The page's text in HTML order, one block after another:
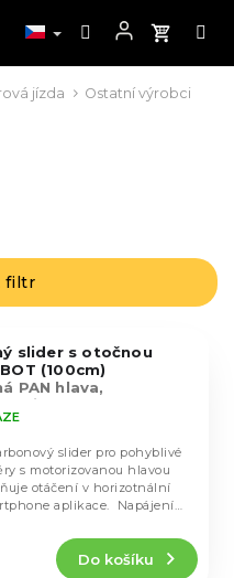
jízda Ostatní výrobci
filtr
slider s otočnou
(100cm)
PAN hlava,
aplikace
Do košíku
slider pro pohyblivé
s motorizovanou hlavou
otáčení v horizotnální
aplikace. Napájení